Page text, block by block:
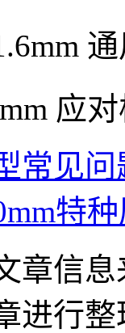
应
常见
特
章信
进行